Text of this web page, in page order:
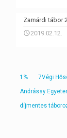
Zamárdi tábor
2019.02.12.
1% 7Végi
Andrássy
díjmentes